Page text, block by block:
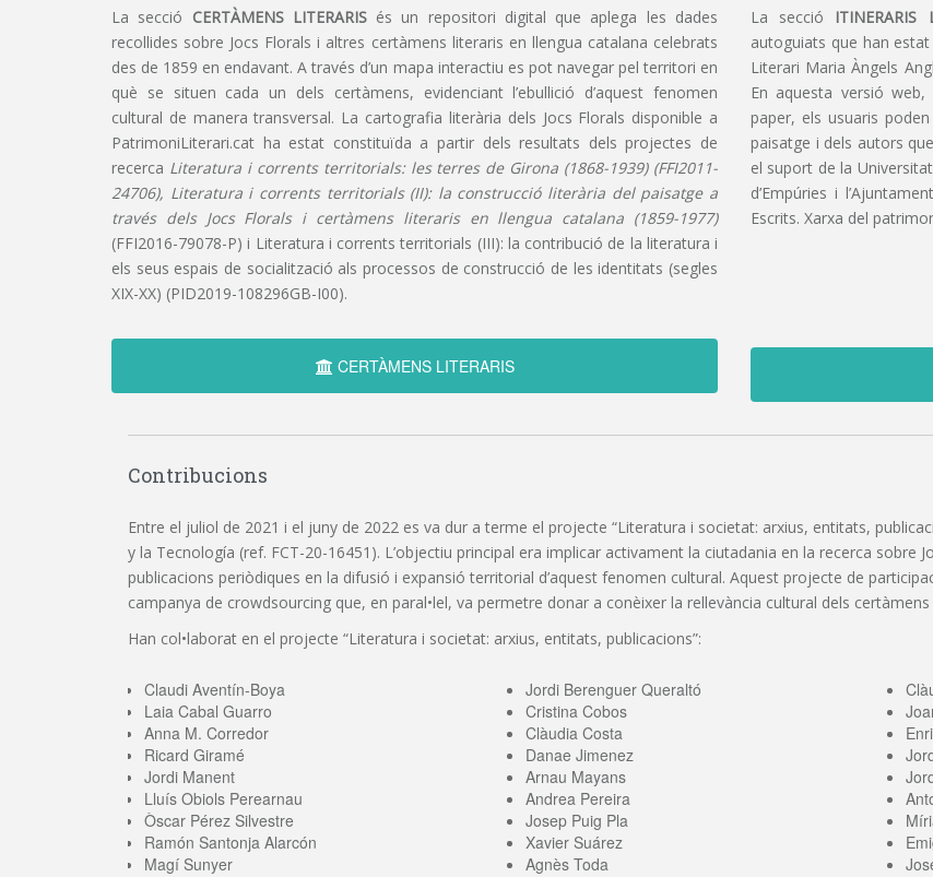
La secció CERTÀMENS LITERARISés un repositori digital que aplega les dades
recollides sobre Jocs Florals i altres certàmens literaris en llengua catalana celebrats
des de 1859 en endavant. A través d’un mapa interactiu es pot navegar pel territori en
què se situen cada un dels certàmens, evidenciant l’ebullició d’aquest fenomen
cultural de manera transversal. La cartografia literària dels Jocs Florals disponible a
PatrimoniLiterari.cat ha estat constituïda a partir dels resultats dels projectes de
recerca Literatura i corrents territorials: les terres de Girona (1868-1939) (FFI2011-
24706), Literatura i corrents territorials (II): la construcció literària del paisatge a
través dels Jocs Florals i certàmens literaris en llengua catalana (1859-1977)
(FFI2016-79078-P) i Literatura i corrents territorials (III): la contribució de la literatura i
els seus espais de socialització als processos de construcció de les identitats (segles
XIX-XX) (PID2019-108296GB-I00).
CERTÀMENS LITERARIS
La secció ITINERARIS
autoguiats que han
Literari Maria Àngels
En aquesta versió
paper, els usuaris
paisatge i dels autors
el suport de la
d’Empúries i
Escrits. Xarxa del
Contribucions
Entre el juliol de 2021 i el juny de 2022 es va dur a terme el projecte “Literatura i societat: arxius, entitats,
y la Tecnología (ref. FCT-20-16451). L’objectiu principal era implicar activament la ciutadania en la recerca sobre
publicacions periòdiques en la difusió i expansió territorial d’aquest fenomen cultural. Aquest projecte de
campanya de crowdsourcing que, en paral•lel, va permetre donar a conèixer la rellevància cultural dels
Han col•laborat en el projecte “Literatura i societat: arxius, entitats, publicacions”:
Claudi Aventín-Boya Jordi Berenguer Queraltó
Laia Cabal Guarro
Cristina Cobos
Anna M. Corredor
Clàudia Costa
Ricard Giramé
Danae Jimenez
Jordi Manent
Arnau Mayans
Lluís Obiols Perearnau
Andrea Pereira
Òscar Pérez Silvestre
Josep Puig Pla
Ramón Santonja Alarcón
Xavier Suárez
Magí Sunyer
Agnès Toda